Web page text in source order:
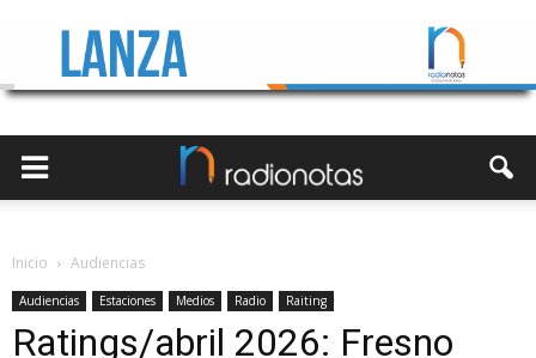
Inicio Audiencias
Audiencias Estaciones Medios Radio Raiting
Ratings/abril 2026: Fresno